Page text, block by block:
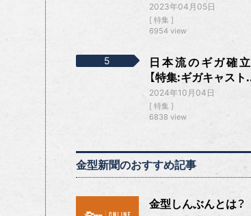
2023年04月05日
特集
6954 view
日本流のギガ確
【特集:ギガキャスト
2024年10月04日
特集
6838 view
金型新聞のおすすめ記事
金型しんぶんとは？